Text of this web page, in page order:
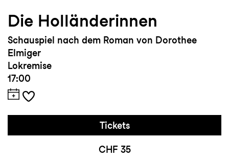
Die Holländerinnen
Schauspiel nach dem Roman von Dorothee
Elmiger
Lokremise
17:00
Tickets
CHF 35